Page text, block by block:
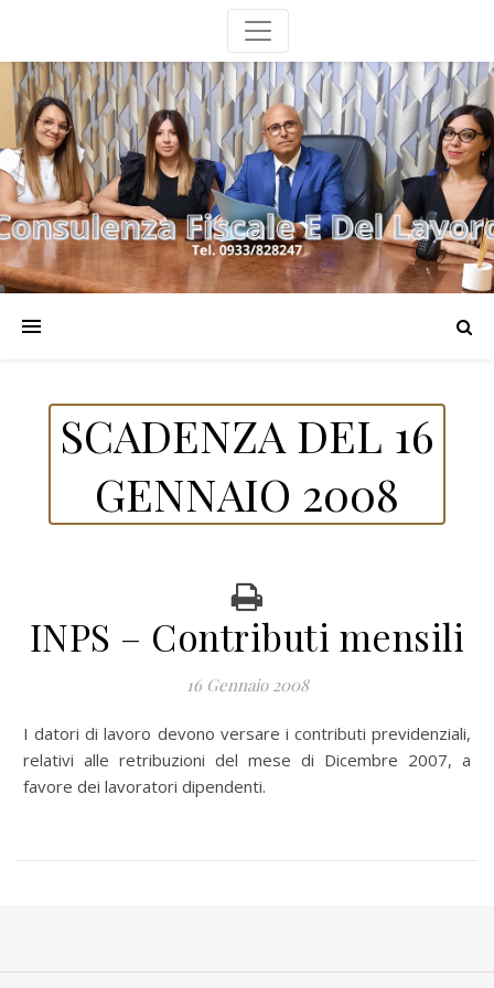
SCADENZA DEL 16
GENNAIO 2008
INPS – Contributi mensili
16 Gennaio 2008
I datori di lavoro devono versare i contributi previdenziali,
relativi alle retribuzioni del mese di Dicembre 2007, a
favore dei lavoratori dipendenti.